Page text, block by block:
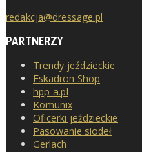
redakcja@dressage.pl
PARTNERZY
Trendy jeździeckie
Eskadron Shop
hpp-a.pl
Komunix
Oficerki jeździeckie
Pasowanie siodeł
Gerlach